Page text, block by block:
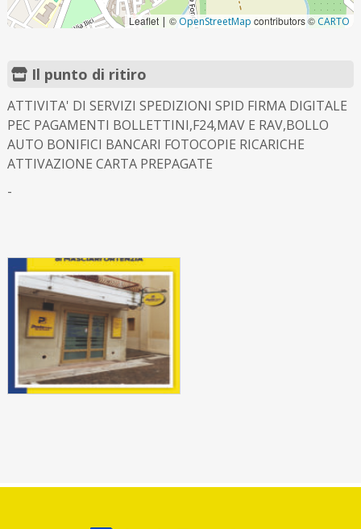
Leaflet | ©OpenStreetMap contributors © CARTO
Il punto di ritiro
ATTIVITA' DI SERVIZI SPEDIZIONI SPID FIRMA DIGITALE
PEC PAGAMENTI BOLLETTINI,F24,MAV E RAV,BOLLO
AUTO BONIFICI BANCARI FOTOCOPIE RICARICHE
ATTIVAZIONE CARTA PREPAGATE
-